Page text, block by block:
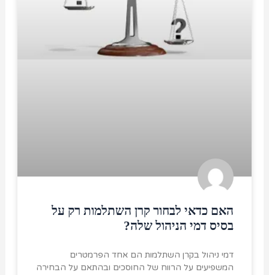
האם כדאי לבחור קרן השתלמות רק על
בסיס דמי הניהול שלה?
דמי ניהול בקרן השתלמות הם אחד הפרמטרים
המשפיעים על הרווח של החוסכים ובהתאם על הבחירה